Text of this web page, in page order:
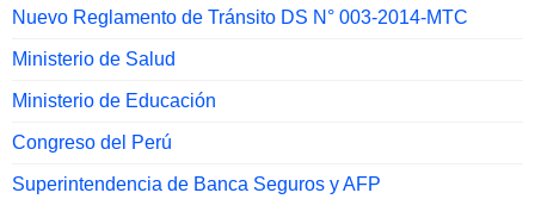
Nuevo Reglamento de Tránsito DS N° 003-2014-MTC
Ministerio de Salud
Ministerio de Educación
Congreso del Perú
Superintendencia de Banca Seguros y AFP